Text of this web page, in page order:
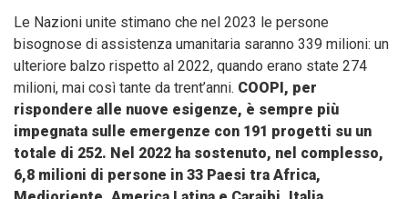
Le Nazioni unite stimano che nel 2023 le persone
bisognose di assistenza umanitaria saranno 339 milioni: un
ulteriore balzo rispetto al 2022, quando erano state 274
milioni, mai così tante da trent’anni. COOPI, per
rispondere alle nuove esigenze, è sempre più
impegnata sulle emergenze con 191 progetti su un
totale di 252. Nel 2022 ha sostenuto, nel complesso,
6,8 milioni di persone in 33 Paesi tra Africa,